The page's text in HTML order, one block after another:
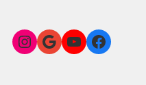
Instagram
Google Link zum FunShop WienYouTubeFacebook